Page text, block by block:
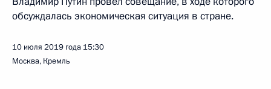
обсуждалась экономическая ситуация в стране.
10 июля 2019 года 15:30
Москва, Кремль